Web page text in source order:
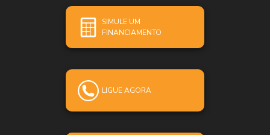
SIMULE UM
FINANCIAMENTO
LIGUE AGORA